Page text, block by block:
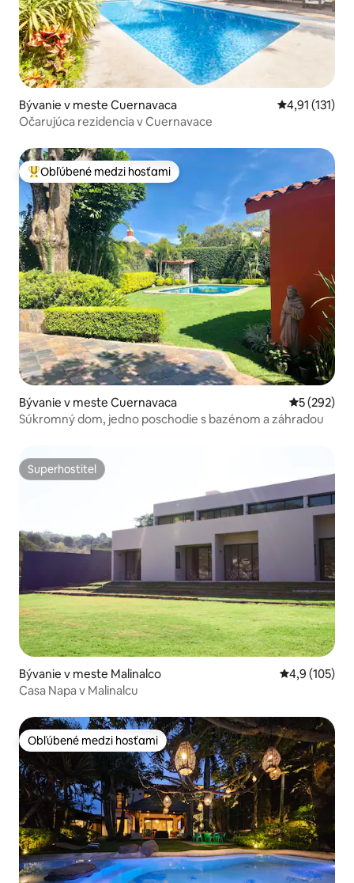
Bývanie v meste Cuernavaca Priemerné
4,91 (131)
Očarujúca rezidencia v Cuernavace
Najobľúbenejšie medzi hosťami
Obľúbené medzi hosťami
Bývanie v meste Cuernavaca Priemerné
5 (292)
Súkromný dom, jedno poschodie s bazénom a záhradou
Superhostiteľ
Superhostiteľ
Bývanie v meste Malinalco Priemerné
4,9 (105)
Casa Napa v Malinalcu
Obľúbené medzi hosťami
Obľúbené medzi hosťami